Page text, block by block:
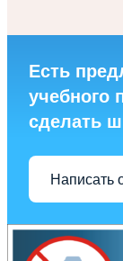
Есть
учебного
сделать
Написать